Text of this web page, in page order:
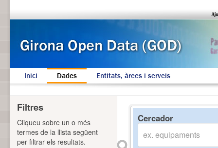
Inici Dades Entitats, àrees i serveis
Cercador
Filtres
Cliqueu sobre un o més
termes de la llista següent
per filtrar els resultats.